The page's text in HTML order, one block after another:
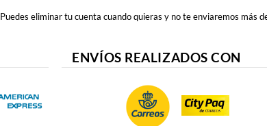
Puedes eliminar tu cuenta cuando quieras y no te enviaremos más
ENVÍOS REALIZADOS CON